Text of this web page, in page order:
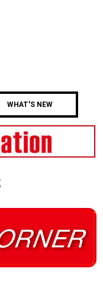
WHAT'S NEW